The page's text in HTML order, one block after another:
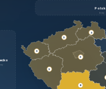
brzy
3
9
3
3
3
3